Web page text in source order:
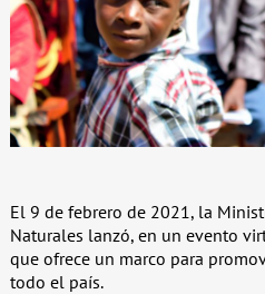
El 9 de febrero de 2021, la
Naturales lanzó, en un evento
que ofrece un marco para
todo el país.